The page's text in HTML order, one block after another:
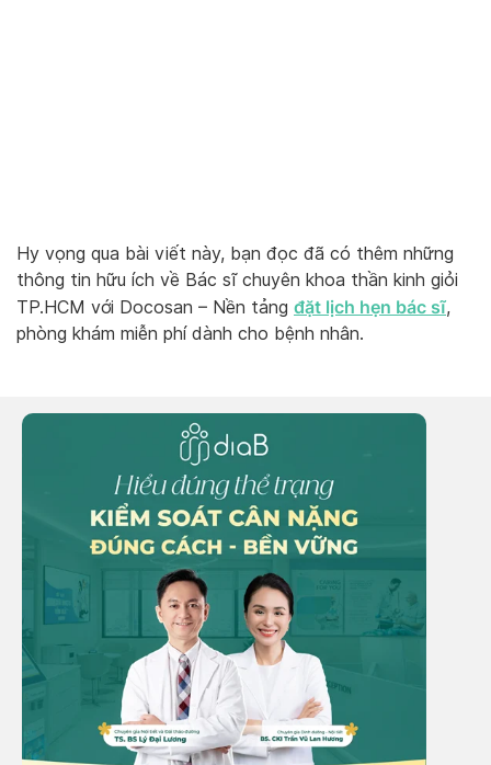
Hy vọng qua bài viết này, bạn đọc đã có thêm những
thông tin hữu ích về Bác sĩ chuyên khoa thần kinh giỏi
TP.HCM với Docosan – Nền tảng đặt lịch hẹn bác sĩ,
phòng khám miễn phí dành cho bệnh nhân.